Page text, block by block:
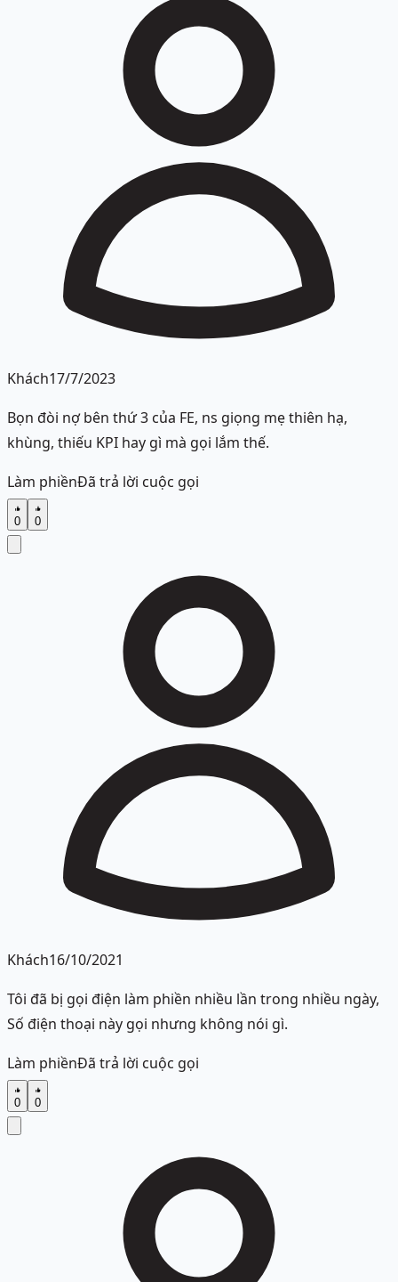
Khách17/7/2023
Bọn đòi nợ bên thứ 3 của FE, ns giọng mẹ thiên hạ,
khùng, thiếu KPI hay gì mà gọi lắm thế.
Làm phiềnĐã trả lời cuộc gọi
0 0
Khách16/10/2021
Tôi đã bị gọi điện làm phiền nhiều lần trong nhiều ngày,
Số điện thoại này gọi nhưng không nói gì.
Làm phiềnĐã trả lời cuộc gọi
0 0